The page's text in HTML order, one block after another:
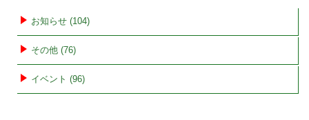
ー
シ
ョ
ン
お知らせ (104)
その他 (76)
イベント (96)